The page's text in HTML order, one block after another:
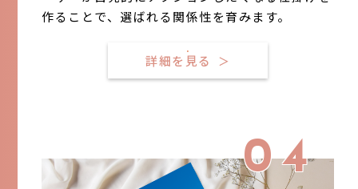
作ることで、選ばれる関係性を育みます。
詳細を見る ＞
04